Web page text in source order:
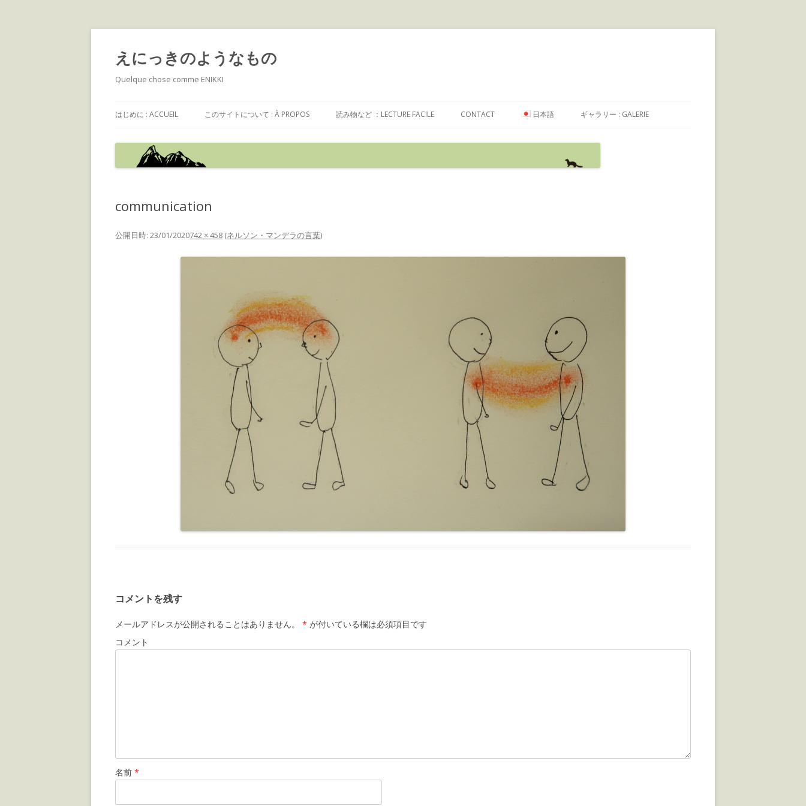
えにっきのようなもの
Quelque chose comme ENIKKI
ン
へ
ッ
はじめに : ACCUEIL このサイトについて : À PROPOS 読み物など ：LECTURE FACILE CONTACT 日本語
FRANÇAIS
ギャラリー : GALERIE
communication
公開日時: 23/01/2020742 × 458 (ネルソン・マンデラの言葉)
コメントを残す
メールアドレスが公開されることはありません。 * が付いている欄は必須項目です
コメント
名前 *